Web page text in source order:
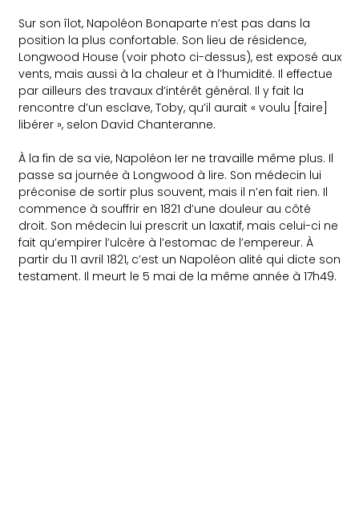
Sur son îlot, Napoléon Bonaparte n’est pas dans la
position la plus confortable. Son lieu de résidence,
Longwood House (voir photo ci-dessus), est exposé aux
vents, mais aussi à la chaleur et à l’humidité. Il effectue
par ailleurs des travaux d’intérêt général. Il y fait la
rencontre d’un esclave, Toby, qu’il aurait « voulu [faire]
libérer », selon David Chanteranne.
À la fin de sa vie, Napoléon Ier ne travaille même plus. Il
passe sa journée à Longwood à lire. Son médecin lui
préconise de sortir plus souvent, mais il n’en fait rien. Il
commence à souffrir en 1821 d’une douleur au côté
droit. Son médecin lui prescrit un laxatif, mais celui-ci ne
fait qu’empirer l’ulcère à l’estomac de l’empereur. À
partir du 11 avril 1821, c’est un Napoléon alité qui dicte son
testament. Il meurt le 5 mai de la même année à 17h49.